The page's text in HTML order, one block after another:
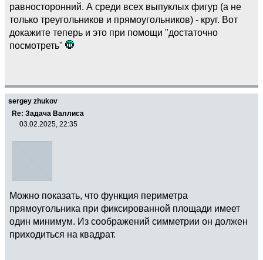
равносторонний. А среди всех выпуклых фигур (а не
только треугольников и прямоугольников) - круг. Вот
докажите теперь и это при помощи "достаточно
посмотреть"
sergey zhukov
Re: Задача Валлиса
03.02.2025, 22:35
Можно показать, что функция периметра
прямоугольника при фиксированной площади имеет
один минимум. Из соображений симметрии он должен
приходиться на квадрат.